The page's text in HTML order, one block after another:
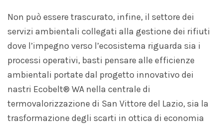
Non può essere trascurato, infine, il settore dei
servizi ambientali collegati alla gestione dei rifiuti
dove l’impegno verso l’ecosistema riguarda sia i
processi operativi, basti pensare alle efficienze
ambientali portate dal progetto innovativo dei
nastri Ecobelt® WA nella centrale di
termovalorizzazione di San Vittore del Lazio, sia la
trasformazione degli scarti in ottica di economia